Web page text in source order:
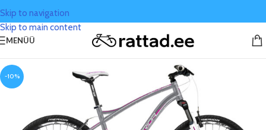
Skip to navigation
Skip to main content
MENÜÜ
-10%